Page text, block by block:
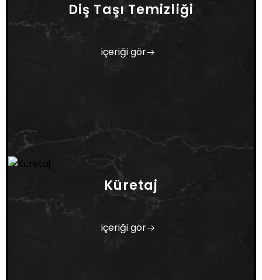
Diş Taşı Temizliği
içeriği gör
Küretaj
içeriği gör